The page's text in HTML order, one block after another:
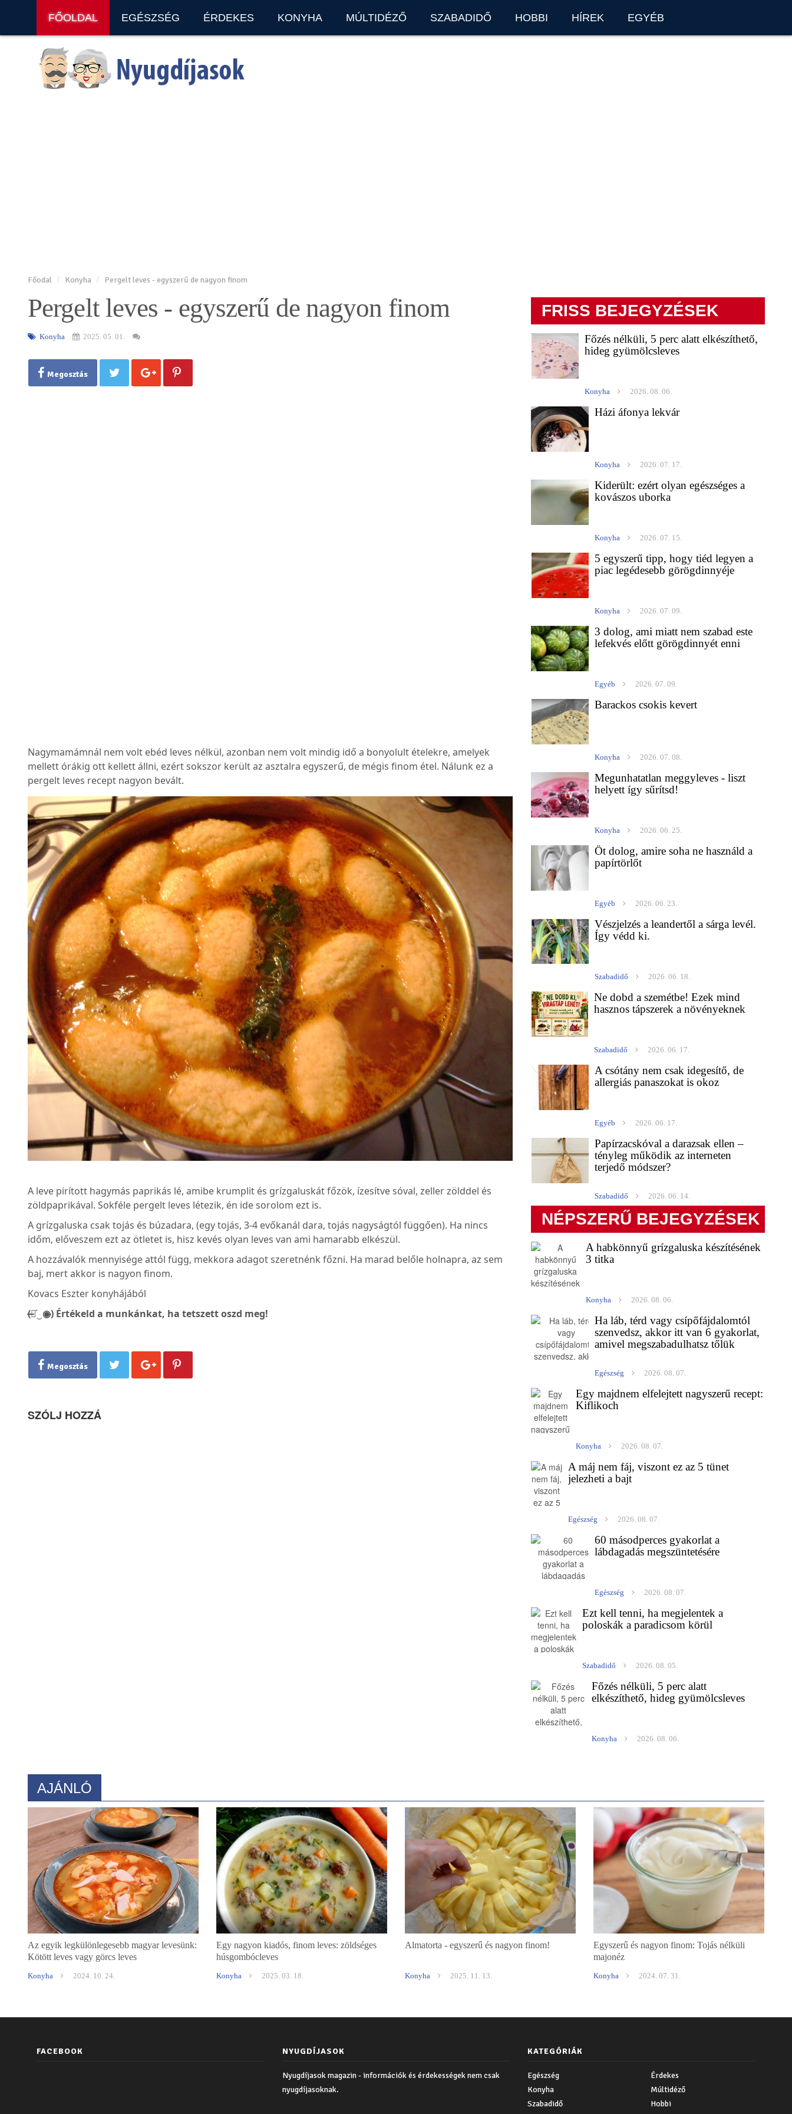
FŐOLDAL EGÉSZSÉG ÉRDEKES KONYHA MÚLTIDÉZŐ SZABADIDŐ HOBBI HÍREK EGYÉB
Főodal Konyha Pergelt leves - egyszerű de nagyon finom
Pergelt leves - egyszerű de nagyon finom
Konyha 2025. 05. 01.
Megosztás
Nagymamámnál nem volt ebéd leves nélkül, azonban nem volt mindig idő a bonyolult ételekre, amelyek
mellett órákig ott kellett állni, ezért sokszor került az asztalra egyszerű, de mégis finom étel. Nálunk ez a
pergelt leves recept nagyon bevált.
A leve pirított hagymás paprikás lé, amibe krumplit és grízgaluskát főzök, ízesítve sóval, zeller zölddel és
zöldpaprikával. Sokféle pergelt leves létezik, én ide sorolom ezt is.
A grízgaluska csak tojás és búzadara, (egy tojás, 3-4 evőkanál dara, tojás nagyságtól függően). Ha nincs
időm, előveszem ezt az ötletet is, hisz kevés olyan leves van ami hamarabb elkészül.
A hozzávalók mennyisége attól függ, mekkora adagot szeretnénk főzni. Ha marad belőle holnapra, az sem
baj, mert akkor is nagyon finom.
Kovacs Eszter konyhájából
(̶◉͛‿◉̶) Értékeld a munkánkat, ha tetszett oszd meg!
Megosztás
SZÓLJ HOZZÁ
FRISS BEJEGYZÉSEK
Főzés nélküli, 5 perc alatt elkészíthető,
hideg gyümölcsleves
Konyha 2026. 08. 06.
Házi áfonya lekvár
Konyha 2026. 07. 17.
Kiderült: ezért olyan egészséges a
kovászos uborka
Konyha 2026. 07. 15.
5 egyszerű tipp, hogy tiéd legyen a
piac legédesebb görögdinnyéje
Konyha 2026. 07. 09.
3 dolog, ami miatt nem szabad este
lefekvés előtt görögdinnyét enni
Egyéb 2026. 07. 09.
Barackos csokis kevert
Konyha 2026. 07. 08.
Megunhatatlan meggyleves - liszt
helyett így sűrítsd!
Konyha 2026. 06. 25.
Öt dolog, amire soha ne használd a
papírtörlőt
Egyéb 2026. 06. 23.
Vészjelzés a leandertől a sárga levél.
Így védd ki.
Szabadidő 2026. 06. 18.
Ne dobd a szemétbe! Ezek mind
hasznos tápszerek a növényeknek
Szabadidő 2026. 06. 17.
A csótány nem csak idegesítő, de
allergiás panaszokat is okoz
Egyéb 2026. 06. 17.
Papírzacskóval a darazsak ellen –
tényleg működik az interneten
terjedő módszer?
Szabadidő 2026. 06. 14.
NÉPSZERŰ BEJEGYZÉSEK
A habkönnyű grízgaluska készítésének
3 titka
Konyha 2026. 08. 06.
Ha láb, térd vagy csípőfájdalomtól
szenvedsz, akkor itt van 6 gyakorlat,
amivel megszabadulhatsz tőlük
Egészség 2026. 08. 07.
Egy majdnem elfelejtett nagyszerű recept:
Kiflikoch
Konyha 2026. 08. 07.
A máj nem fáj, viszont ez az 5 tünet
jelezheti a bajt
Egészség 2026. 08. 07.
60 másodperces gyakorlat a
lábdagadás megszüntetésére
Egészség 2026. 08. 07.
Ezt kell tenni, ha megjelentek a
poloskák a paradicsom körül
Szabadidő 2026. 08. 05.
Főzés nélküli, 5 perc alatt
elkészíthető, hideg gyümölcsleves
Konyha 2026. 08. 06.
AJÁNLÓ
Az egyik legkülönlegesebb magyar levesünk:
Kötött leves vagy görcs leves
Konyha 2024. 10. 24.
Egy nagyon kiadós, finom leves: zöldséges
húsgombócleves
Konyha 2025. 03. 18.
Almatorta - egyszerű és nagyon finom!
Konyha 2025. 11. 13.
Egyszerű és nagyon finom: Tojás nélküli
majonéz
Konyha 2024. 07. 31.
FACEBOOK NYUGDÍJASOK
Nyugdíjasok magazin - információk és érdekességek nem csak
nyugdíjasoknak.
KATEGÓRIÁK
Egészség
Érdekes
Konyha
Múltidéző
Szabadidő
Hobbi